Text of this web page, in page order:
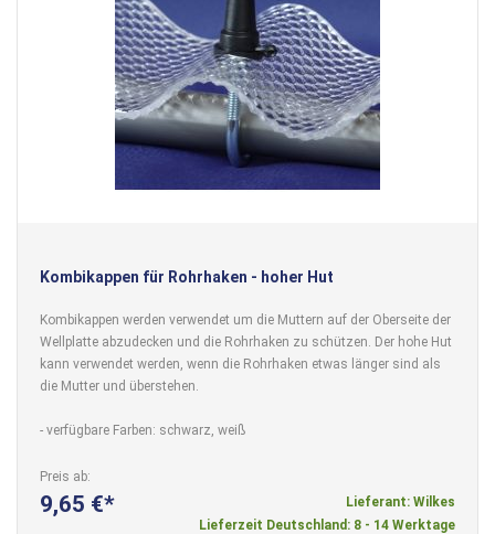
Kombikappen für Rohrhaken - hoher Hut
Kombikappen werden verwendet um die Muttern auf der Oberseite der
Wellplatte abzudecken und die Rohrhaken zu schützen. Der hohe Hut
kann verwendet werden, wenn die Rohrhaken etwas länger sind als
die Mutter und überstehen.
- verfügbare Farben: schwarz, weiß
Preis ab
9,65 €
Lieferant: Wilkes
Lieferzeit Deutschland: 8 - 14 Werktage